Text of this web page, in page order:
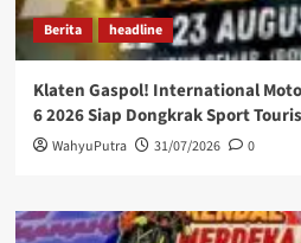
Berita headline
Klaten Gaspol! International
6 2026 Siap Dongkrak Sport
WahyuPutra 31/07/2026 0